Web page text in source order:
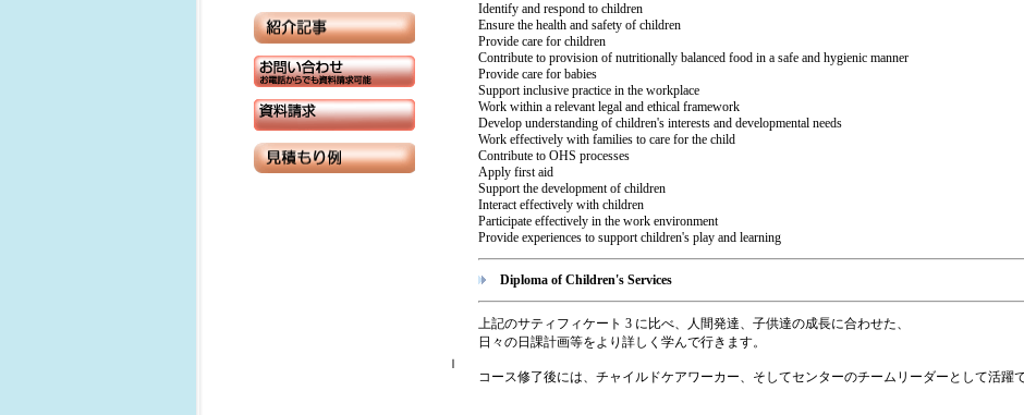
ｌ
Identify and respond to children
Ensure the health and safety of children
Provide care for children
Contribute to provision of nutritionally balanced food in a safe and hygienic manner
Provide care for babies
Support inclusive practice in the workplace
Work within a relevant legal and ethical framework
Develop understanding of children's interests and developmental needs
Work effectively with families to care for the child
Contribute to OHS processes
Apply first aid
Support the development of children
Interact effectively with children
Participate effectively in the work environment
Provide experiences to support children's play and learning
Diploma of Children's Services
上記のサティフィケート 3 に比べ、人間発達、子供達の成長に合わせた、
日々の日課計画等をより詳しく学んで行きます。
コース修了後には、チャイルドケアワーカー、そしてセンターのチームリーダーとして活躍